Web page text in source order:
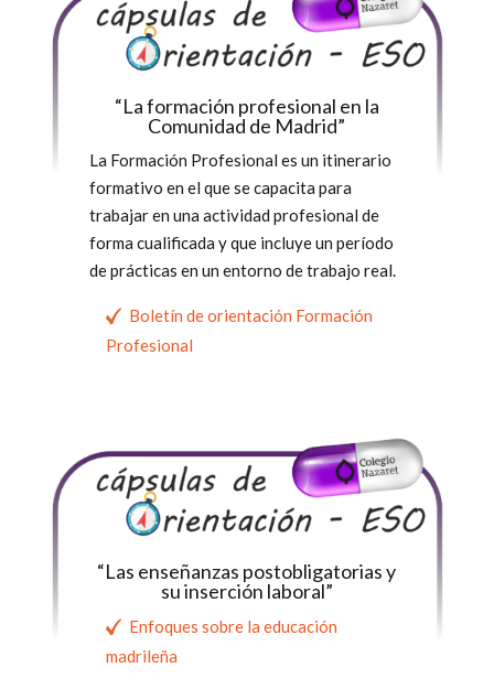
“La formación profesional en la
Comunidad de Madrid”
La Formación Profesional es un itinerario
formativo en el que se capacita para
trabajar en una actividad profesional de
forma cualificada y que incluye un período
de prácticas en un entorno de trabajo real.
Boletín de orientación Formación
Profesional
“Las enseñanzas postobligatorias y
su inserción laboral”
Enfoques sobre la educación
madrileña